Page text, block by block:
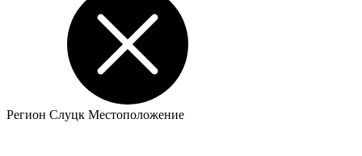
Регион Слуцк Местоположение